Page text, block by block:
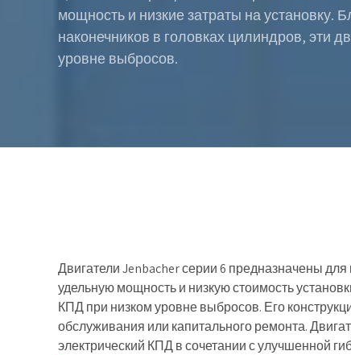
мощность и низкие затраты на
наконечников в головках цилиндров, эти
уровне выбросов.
Двигатели Jenbacher серии 6 предназначены
удельную мощность и низкую стоимость
КПД при низком уровне выбросов. Его
обслуживания или капитального ремонта.
электрический КПД в сочетании с улучшенной